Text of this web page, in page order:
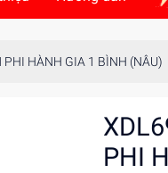
PHI HÀNH GIA 1 BÌNH (NÂU)
PHI